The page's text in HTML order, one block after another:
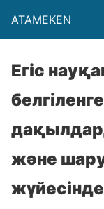
ATAMEKEN
Егіс
және